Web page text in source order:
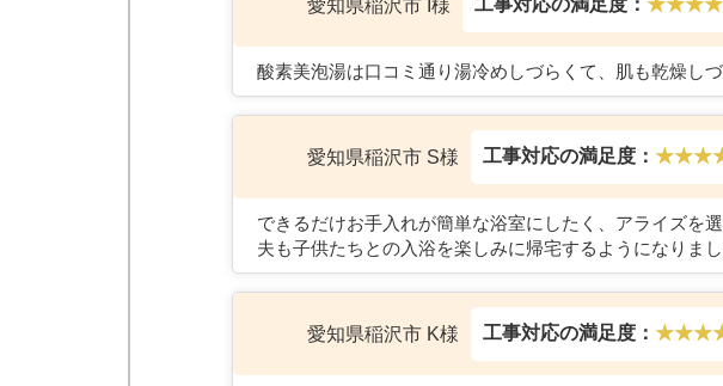
愛知県稲沢市 I様 工事対応の満足度：
酸素美泡湯は口コミ通り湯冷めしづらくて、肌も乾燥し
愛知県稲沢市 S様 工事対応の満足度：
できるだけお手入れが簡単な浴室にしたく、アライズを
夫も子供たちとの入浴を楽しみに帰宅するようになりまし
愛知県稲沢市 K様 工事対応の満足度：